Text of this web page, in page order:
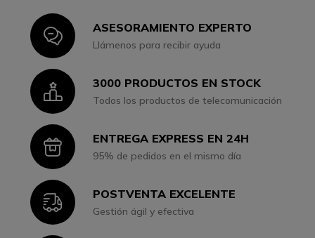
IconASESORAMIENTO EXPERTO
Llámenos para recibir ayuda
Icon3000 PRODUCTOS EN STOCK
Todos los productos de telecomunicación
IconENTREGA EXPRESS EN 24H
95% de pedidos en el mismo día
IconPOSTVENTA EXCELENTE
Gestión ágil y efectiva